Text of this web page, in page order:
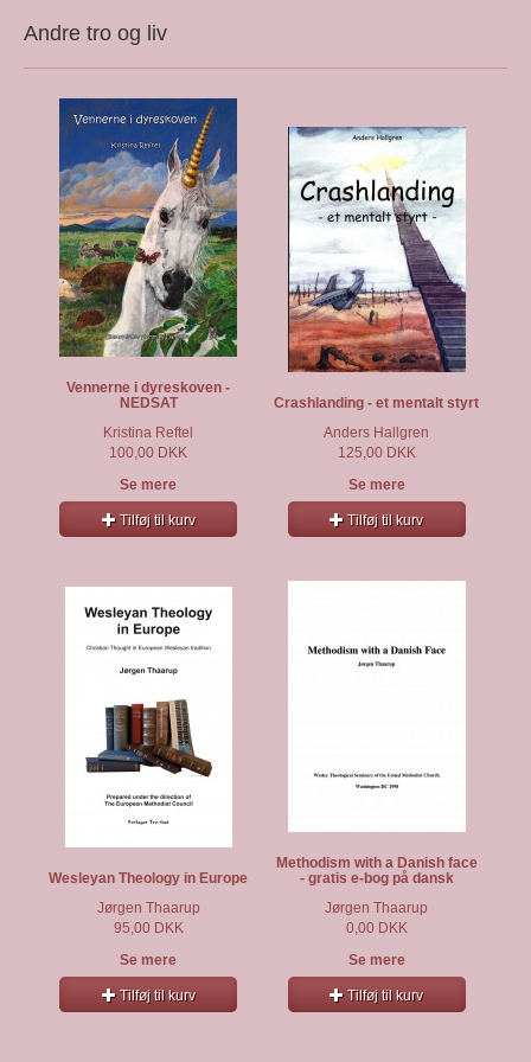
Andre tro og liv
Vennerne i dyreskoven -
NEDSAT
Kristina Reftel
100,00 DKK
Se mere
Tilføj til kurv
Crashlanding - et mentalt styrt
Anders Hallgren
125,00 DKK
Se mere
Tilføj til kurv
Wesleyan Theology in Europe
Jørgen Thaarup
95,00 DKK
Se mere
Tilføj til kurv
Methodism with a Danish face
- gratis e-bog på dansk
Jørgen Thaarup
0,00 DKK
Se mere
Tilføj til kurv